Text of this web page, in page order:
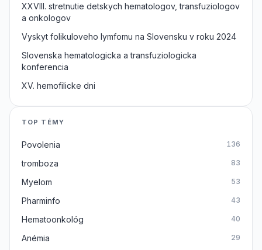
XXVIII. stretnutie detskych hematologov, transfuziologov
a onkologov
Vyskyt folikuloveho lymfomu na Slovensku v roku 2024
Slovenska hematologicka a transfuziologicka
konferencia
XV. hemofilicke dni
TOP TÉMY
Povolenia 136
tromboza 83
Myelom 53
Pharminfo 43
Hematoonkológ 40
Anémia 29